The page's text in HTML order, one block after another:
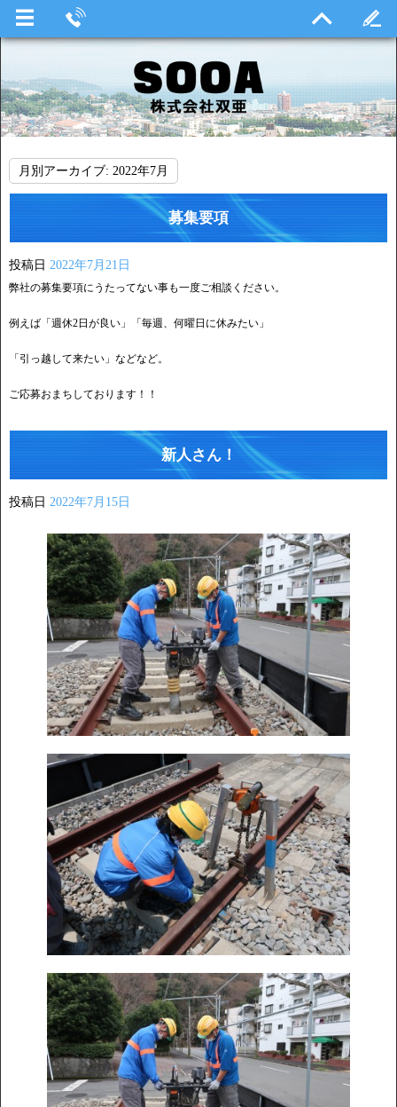
月別アーカイブ: 2022年7月
募集要項
投稿日 2022年7月21日
弊社の募集要項にうたってない事も一度ご相談ください。
例えば「週休2日が良い」「毎週、何曜日に休みたい」
「引っ越して来たい」などなど。
ご応募おまちしております！！
新人さん！
投稿日 2022年7月15日